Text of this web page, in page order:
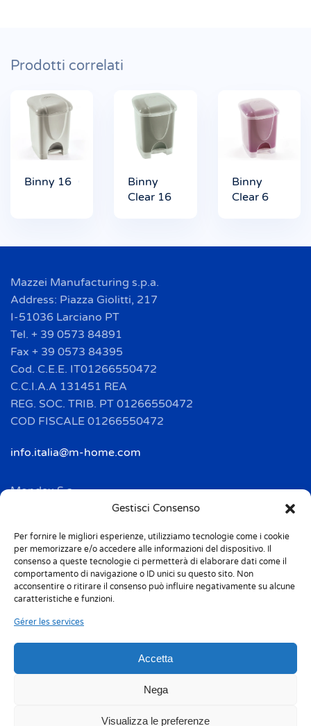
Gestisci Consenso
Per fornire le migliori esperienze, utilizziamo tecnologie come i cookie
per memorizzare e/o accedere alle informazioni del dispositivo. Il
consenso a queste tecnologie ci permetterà di elaborare dati come il
comportamento di navigazione o ID unici su questo sito. Non
acconsentire o ritirare il consenso può influire negativamente su alcune
caratteristiche e funzioni.
Gérer les services
Accetta
Nega
Visualizza le preferenze
Prodotti correlati
Binny 16
Binny
Clear 16
Binny
Clear 6
Mazzei Manufacturing s.p.a.
Address: Piazza Giolitti, 217
I-51036 Larciano PT
Tel. + 39 0573 84891
Fax + 39 0573 84395
Cod. C.E.E. IT01266550472
C.C.I.A.A 131451 REA
REG. SOC. TRIB. PT 01266550472
COD FISCALE 01266550472
info.italia@m-home.com
Mondex S.a.
Address: 2 Rue Ampère - BP 120
Tél. + 33(0)3 88 69 20 40
Fax + 33(0)3 88 69 20 41
info.france@m-home.com
Mondex Menaje España S.a.
Address: Ctra de Girona, km. 101.5
E-17160 Angles (Girona)